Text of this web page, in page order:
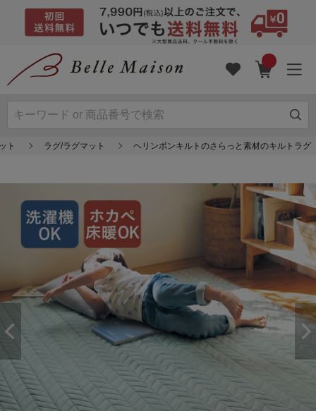
ト ラグ/ラグマット ヘリンボンキルトのさらっと素材のキルトラグ